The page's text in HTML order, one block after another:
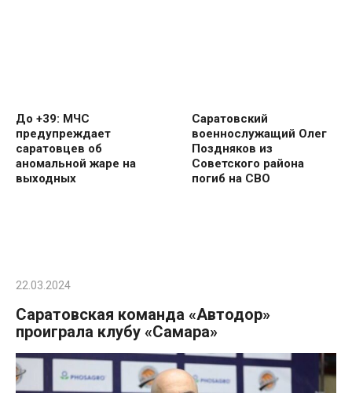
До +39: МЧС
предупреждает
саратовцев об
аномальной жаре на
выходных
Саратовский
военнослужащий Олег
Поздняков из
Советского района
погиб на СВО
22.03.2024
Саратовская команда «Автодор»
проиграла клубу «Самара»